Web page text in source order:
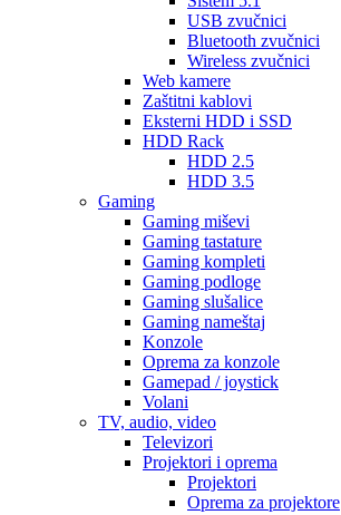
USB zvučnici
Bluetooth zvučnici
Wireless zvučnici
Web kamere
Zaštitni kablovi
Eksterni HDD i SSD
HDD Rack
HDD 2.5
HDD 3.5
Gaming
Gaming miševi
Gaming tastature
Gaming kompleti
Gaming podloge
Gaming slušalice
Gaming nameštaj
Konzole
Oprema za konzole
Gamepad / joystick
Volani
TV, audio, video
Televizori
Projektori i oprema
Projektori
Oprema za projektore